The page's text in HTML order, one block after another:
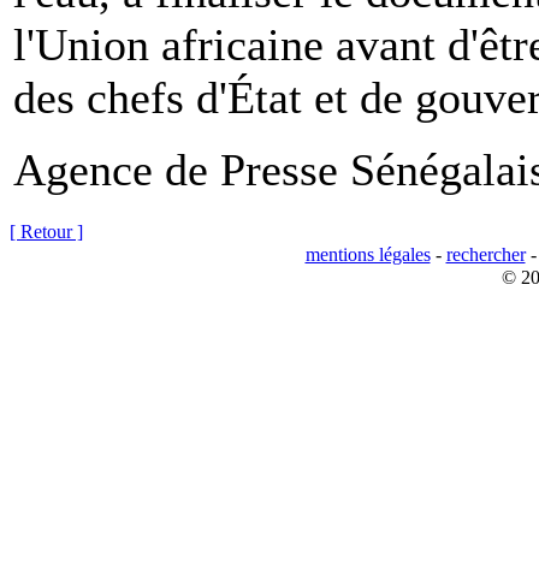
l'Union africaine avant
des chefs d'État et de
Agence de Presse
[ Retour ]
mentions légales- rechercher
©